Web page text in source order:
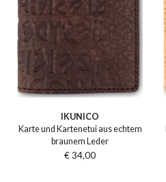
IKUNICO
Karte und Kartenetui aus echtem
braunem Leder
€ 34,00